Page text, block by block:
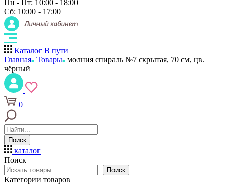
Пн - Пт: 10:00 - 18:00
Сб: 10:00 - 17:00
Каталог В пути
Главная Товары молния спираль №7 скрытая, 70 см, цв.
чёрный
0
Поиск
каталог
Поиск
Поиск
Категории товаров